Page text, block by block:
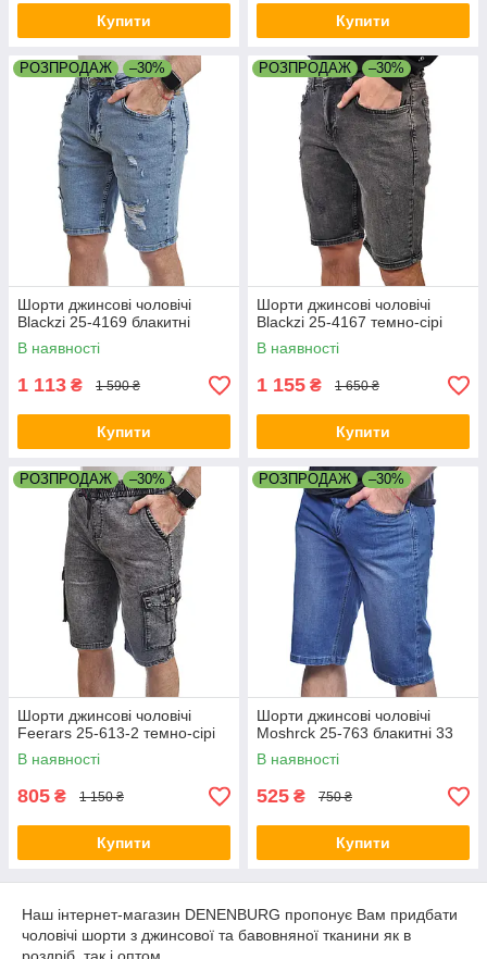
Купити Купити
РОЗПРОДАЖ –30%
Шорти джинсові чоловічі
Blackzi 25-4169 блакитні
В наявності
1 113 ₴ 1 590 ₴
Купити
РОЗПРОДАЖ –30%
Шорти джинсові чоловічі
Blackzi 25-4167 темно-сірі
В наявності
1 155 ₴ 1 650 ₴
Купити
РОЗПРОДАЖ –30%
Шорти джинсові чоловічі
Feerars 25-613-2 темно-сірі
В наявності
805 ₴ 1 150 ₴
Купити
РОЗПРОДАЖ –30%
Шорти джинсові чоловічі
Moshrck 25-763 блакитні 33
В наявності
525 ₴ 750 ₴
Купити
Наш інтернет-магазин DENENBURG пропонує Вам придбати
чоловічі шорти з джинсової та бавовняної тканини як в